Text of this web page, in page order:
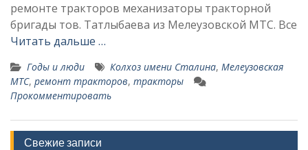
ремон­те тракторов механизаторы тракторной
бригады тов. Татлыбаева из Мелеузовской МТС. Все
Читать дальше …
Годы и люди Колхоз имени Сталина, Мелеузовская
МТС, ремонт тракторов, тракторы
Прокомментировать
Свежие записи